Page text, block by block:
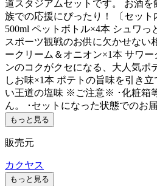
道スタジアムセットです。 お酒
族での応援にぴったり！ 〔セット
500ml ペットボトル×4本 シュワっ
スポーツ観戦のお供に欠かせない
ークリーム＆オニオン×1本 サワ
ンのコクがクセになる、大人気ポ
しお味×1本 ポテトの旨味を引き
い王道の塩味 ※ご注意※ ･化粧箱
ん。 ･セットになった状態でのお
もっと見る
販売元
カクヤス
もっと見る